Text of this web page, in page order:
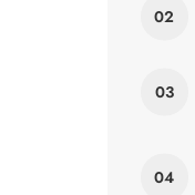
02
03
04